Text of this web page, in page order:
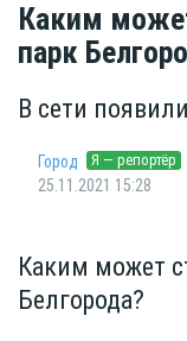
Каким
парк
В сети
Город Я — репортёр
25.11.2021 15:28
Каким может
Белгорода?